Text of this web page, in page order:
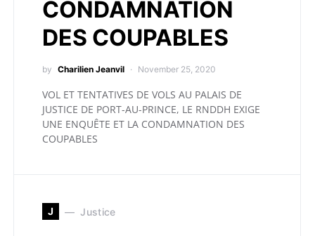
CONDAMNATION
DES COUPABLES
by Charilien Jeanvil November 25, 2020
VOL ET TENTATIVES DE VOLS AU PALAIS DE
JUSTICE DE PORT-AU-PRINCE, LE RNDDH EXIGE
UNE ENQUÊTE ET LA CONDAMNATION DES
COUPABLES
J Justice